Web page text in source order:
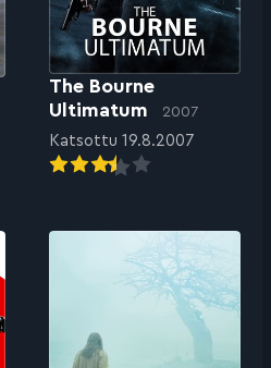
The Bourne
Ultimatum
2007
Katsottu 19.8.2007